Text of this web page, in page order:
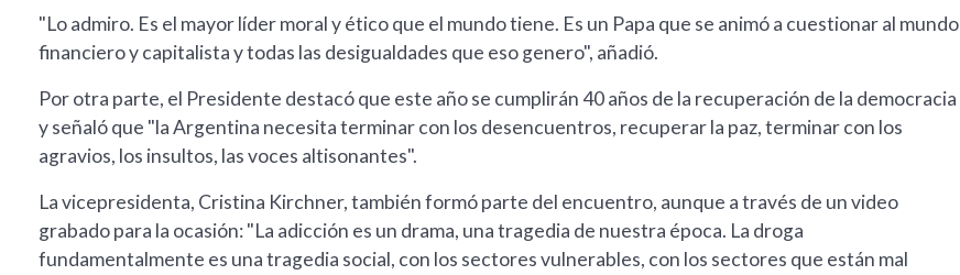
"Lo admiro. Es el mayor líder moral y ético que el mundo tiene. Es un Papa que se animó a cuestionar al mundo
financiero y capitalista y todas las desigualdades que eso genero", añadió.
Por otra parte, el Presidente destacó que este año se cumplirán 40 años de la recuperación de la democracia
y señaló que "la Argentina necesita terminar con los desencuentros, recuperar la paz, terminar con los
agravios, los insultos, las voces altisonantes".
La vicepresidenta, Cristina Kirchner, también formó parte del encuentro, aunque a través de un video
grabado para la ocasión: "La adicción es un drama, una tragedia de nuestra época. La droga
fundamentalmente es una tragedia social, con los sectores vulnerables, con los sectores que están mal